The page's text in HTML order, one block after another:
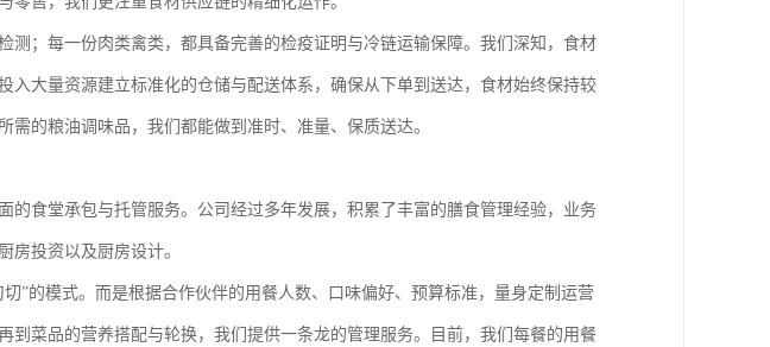
测；每一份肉类禽类，都具备完善的检疫证明与冷链运输保障。我们深知，食材
入大量资源建立标准化的仓储与配送体系，确保从下单到送达，食材始终保持较
的粮油调味品，我们都能做到准时、准量、保质送达。
的食堂承包与托管服务。公司经过多年发展，积累了丰富的膳食管理经验，业务
房投资以及厨房设计。
”的模式。而是根据合作伙伴的用餐人数、口味偏好、预算标准，量身定制运营
到菜品的营养搭配与轮换，我们提供一条龙的管理服务。目前，我们每餐的用餐